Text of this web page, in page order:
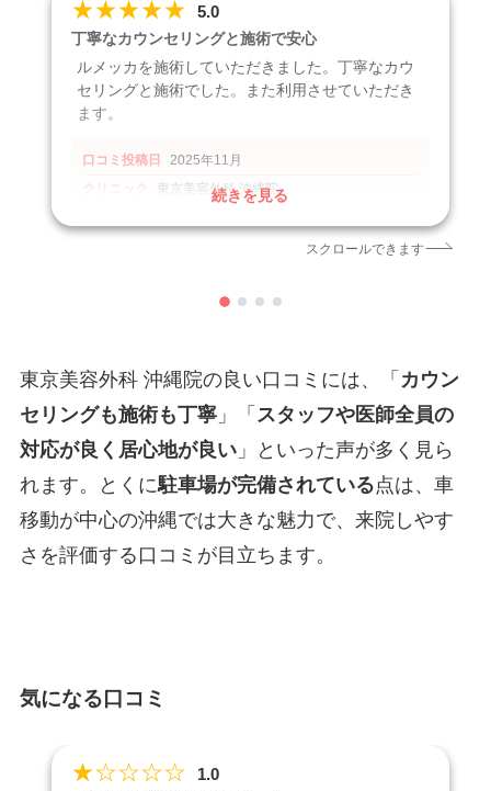
★★★★★ 5.0
丁寧なカウンセリングと施術で安心
ルメッカを施術していただきました。丁寧なカウ
セリングと施術でした。また利用させていただき
ます。
口コミ投稿日
2025年11月
クリニック
東京美容外科 沖縄院
https://maps.app.goo.gl/UzmvssV6xts6KWP48
続きを見る
スクロールできます
東京美容外科 沖縄院の良い口コミには、「 カウン
セリングも施術も丁寧」「 スタッフや医師全員の
対応が良く居心地が良い」といった声が多く見ら
れます。とくに駐車場が完備されている点は、車
移動が中心の沖縄では大きな魅力で、来院しやす
さを評価する口コミが目立ちます。
気になる口コミ
★☆☆☆☆ 1.0